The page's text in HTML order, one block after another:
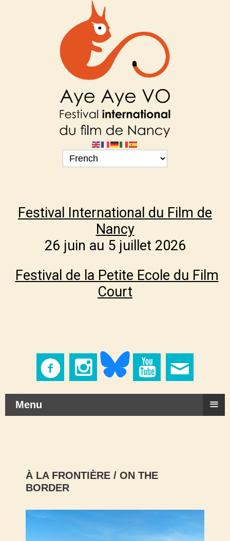
Festival International du Film de
Nancy
26 juin au 5 juillet 2026
Festival de la Petite Ecole du Film
Court
Menu ≡
À LA FRONTIÈRE / ON THE
BORDER